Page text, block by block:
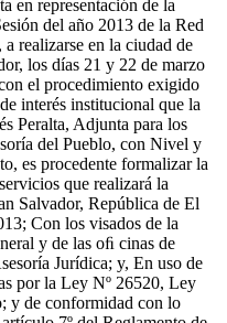
en representación de la
del año 2013 de la Red
realizarse en la ciudad de
los días 21 y 22 de marzo
el procedimiento exigido
interés institucional que la
Peralta, Adjunta para los
del Pueblo, con Nivel y
es procedente formalizar la
que realizará la
Salvador, República de El
Con los visados de la
y de las oﬁ cinas de
Jurídica; y, En uso de
por la Ley Nº 26520, Ley
y de conformidad con lo